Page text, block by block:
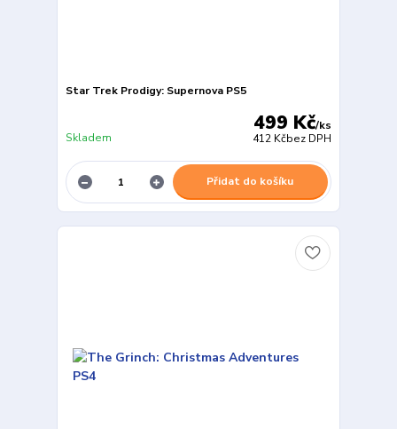
Star Trek Prodigy: Supernova PS5
499 Kč/ks
412 Kčbez DPH
Skladem
Přidat do košíku